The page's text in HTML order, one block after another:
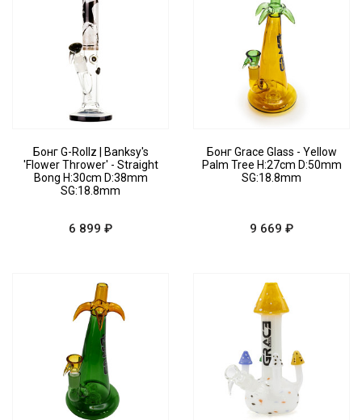
Бонг G-Rollz | Banksy's
'Flower Thrower' - Straight
Bong H:30cm D:38mm
SG:18.8mm
6 899 ₽
Бонг Grace Glass - Yellow
Palm Tree H:27cm D:50mm
SG:18.8mm
9 669 ₽